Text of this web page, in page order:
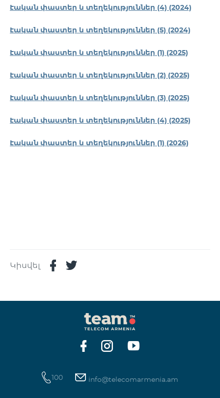
Էական փաստեր և տեղեկություններ (4) (2024)
Էական փաստեր և տեղեկություններ (5) (2024)
Էական փաստեր և տեղեկություններ (1) (2025)
Էական փաստեր և տեղեկություններ (2) (2025)
Էական փաստեր և տեղեկություններ (3) (2025)
Էական փաստեր և տեղեկություններ (4) (2025)
Էական փաստեր և տեղեկություններ (1) (2026)
Կիսվել
100 info@telecomarmenia.am